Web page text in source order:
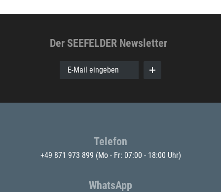
Der SEEFELDER Newsletter
E-Mail eingeben
Telefon
+49 871 973 899 (Mo - Fr: 07:00 - 18:00 Uhr)
WhatsApp